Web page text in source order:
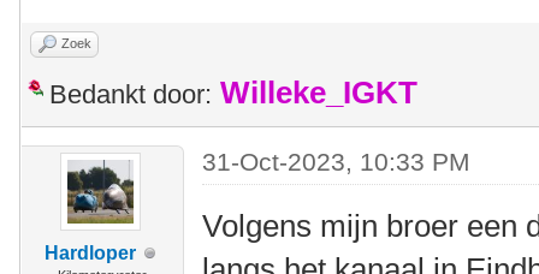
Zoek
Bedankt door: Willeke_IGKT
Hardloper
31-Oct-2023, 10:33 PM
Volgens mijn broer een